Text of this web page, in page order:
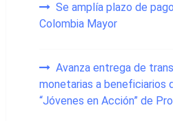
Se amplía plazo de
Colombia Mayor
Avanza entrega de
monetarias a beneficiarios
“Jóvenes en Acción” de